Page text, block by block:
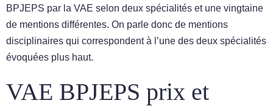
BPJEPS par la VAE selon deux spécialités et une vingtaine
de mentions différentes. On parle donc de mentions
disciplinaires qui correspondent à l’une des deux spécialités
évoquées plus haut.
VAE BPJEPS prix et